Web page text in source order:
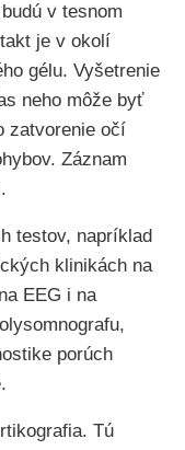
v tesnom
je v okolí
gélu. Vyšetrenie
neho môže byť
zatvorenie očí
Záznam
testov, napríklad
klinikách na
EEG i na
porúch
Tú